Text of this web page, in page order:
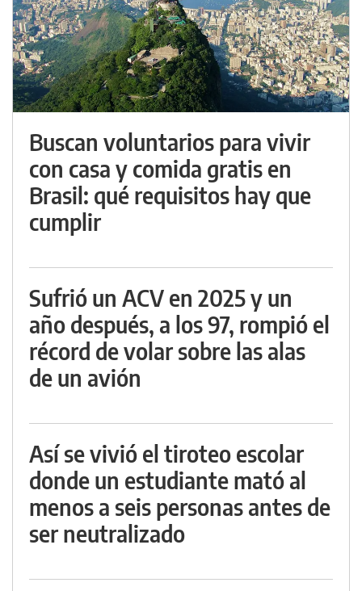
Buscan voluntarios para vivir
con casa y comida gratis en
Brasil: qué requisitos hay que
cumplir
Sufrió un ACV en 2025 y un
año después, a los 97, rompió el
récord de volar sobre las alas
de un avión
Así se vivió el tiroteo escolar
donde un estudiante mató al
menos a seis personas antes de
ser neutralizado